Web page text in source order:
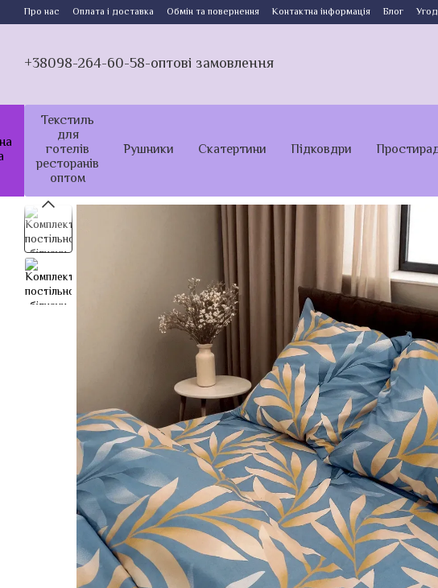
Перейти до основного контенту
Про нас Оплата і доставка Обмін та повернення Контактна інформація Блог
+38098-264-60-58-оптові замовлення
Текстиль
для
готелів
ресторанів
оптом
Рушники Скатертини Підковдри